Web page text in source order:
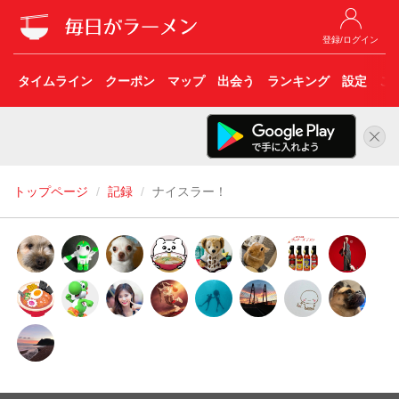
登録/ログイン
タイムライン クーポン マップ 出会う ランキング 設定 こ
トップページ 記録 ナイスラー！